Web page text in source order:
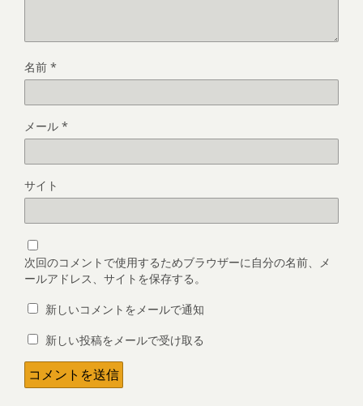
名前 *
メール *
サイト
次回のコメントで使用するためブラウザーに自分の名前、メ
ールアドレス、サイトを保存する。
新しいコメントをメールで通知
新しい投稿をメールで受け取る